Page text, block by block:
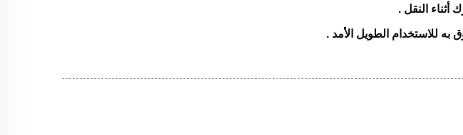
أثناء النقل .
به للاستخدام الطويل الأمد .